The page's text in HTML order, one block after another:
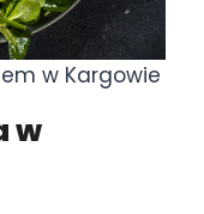
w Kargowie
w